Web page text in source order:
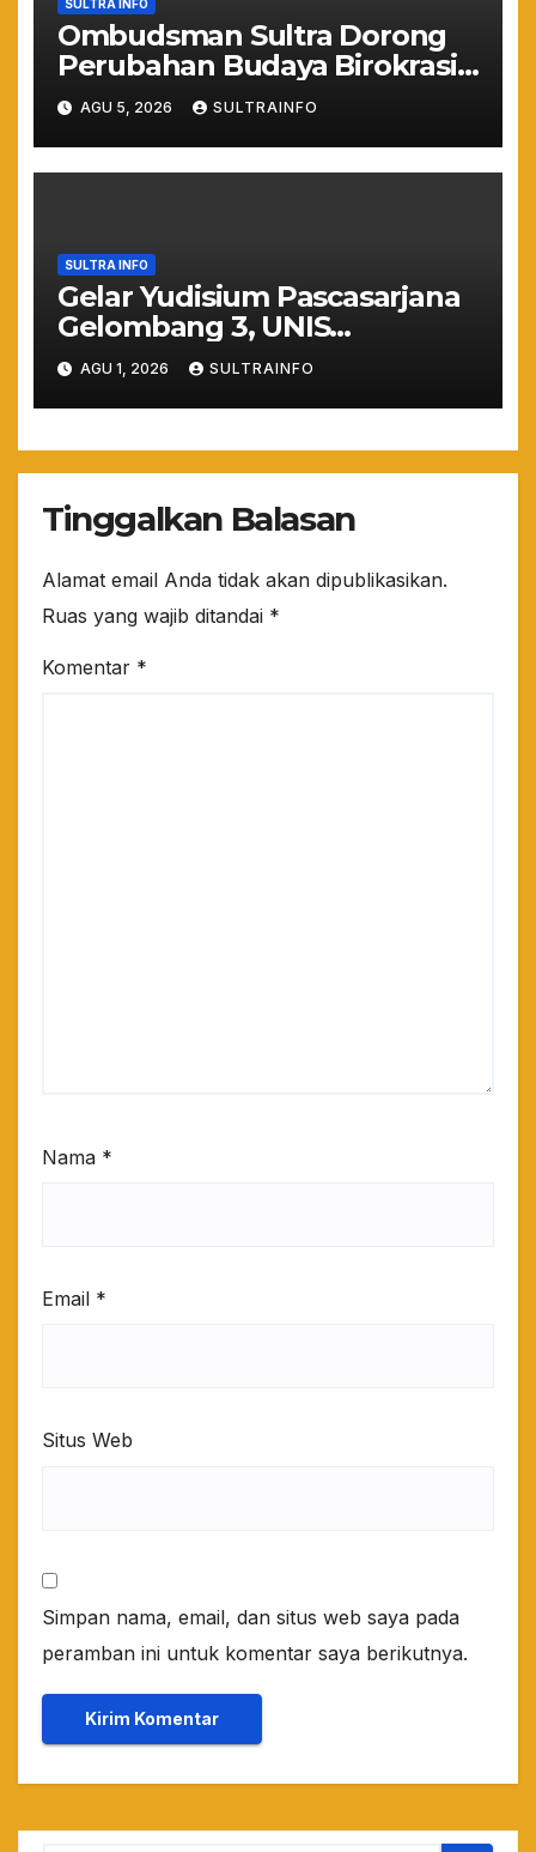
SULTRA INFO
Ombudsman Sultra Dorong
Perubahan Budaya Birokrasi
Lewat Penilaian
Maladministrasi 2026
AGU 5, 2026 SULTRAINFO
SULTRA INFO
Gelar Yudisium Pascasarjana
Gelombang 3, UNIS
Tangerang Cetak 243
Magister Berdaya Saing
Global dari Pelosok Negeri
hingga Mancanegara
AGU 1, 2026 SULTRAINFO
Tinggalkan Balasan
Alamat email Anda tidak akan dipublikasikan.
Ruas yang wajib ditandai *
Komentar *
Nama *
Email *
Situs Web
Simpan nama, email, dan situs web saya pada
peramban ini untuk komentar saya berikutnya.